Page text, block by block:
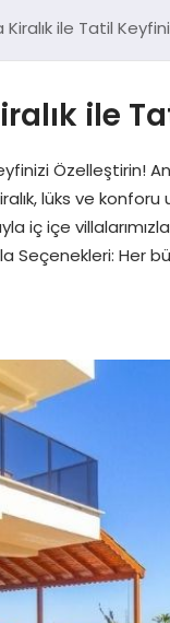
Kiralık ile Tatil
ile
Özelleştirin!
lüks ve
iç içe
Seçenekleri: Her